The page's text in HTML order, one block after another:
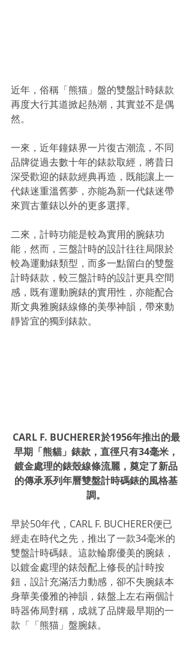
近年，俗稱「熊猫」盤的雙盤計時錶款
再度大行其道掀起熱潮，其實並不是偶
然。
一來，近年鐘錶界一片復古潮流，不同
品牌從過去數十年的錶款取經，將昔日
深受歡迎的錶款經典再造，既能讓上一
代錶迷重溫舊夢，亦能為新一代錶迷帶
來買古董錶以外的更多選擇。
二來，計時功能是較為實用的腕錶功
能，然而，三盤計時的設計往往局限於
較為運動錶類型，而多一點留白的雙盤
計時錶款，較三盤計時的設計更具空間
感，既有運動腕錶的實用性，亦能配合
斯文典雅腕錶線條的美學神韻，帶來動
靜皆宜的獨到錶款。
CARL F. BUCHERER於1956年推出的最
早期「熊貓」錶款，直徑只有34毫米，
鍍金處理的錶殼線條流麗，奠定了新品
的傳承系列年曆雙盤計時碼錶的風格基
調。
早於50年代，CARL F. BUCHERER便已
經走在時代之先，推出了一款34毫米的
雙盤計時碼錶。這款輪廓優美的腕錶，
以鍍金處理的錶殼配上修長的計時按
鈕，設計充滿活力動感，卻不失腕錶本
身華美優雅的神韻，錶盤上左右兩個計
時器佈局對稱，成就了品牌最早期的一
款「「熊猫」盤腕錶。